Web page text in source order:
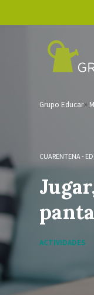
Grupo Educar
CUARENTENA-
ACTIVIDADES